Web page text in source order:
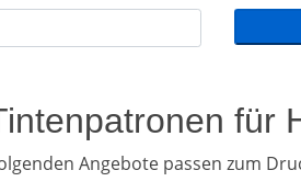
für
Angebote passen zum